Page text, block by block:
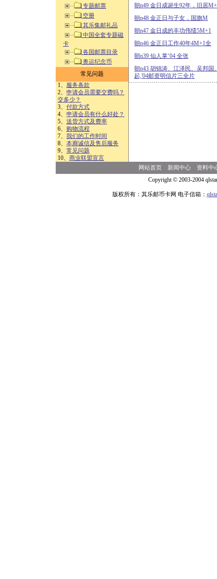
专题邮票
空册
其乐集邮礼品
中国全套专题磁
卡
各国邮票目录
奥运纪念币
常见问题
1、 服务条款
2、 申请会员需要交费吗？
交多少？
3、 付款方式
4、 申请会员有什么好处？
5、 送货方式及费率
6、 购物流程
7、 我们的工作时间
8、 本廊诚信及售后服务
9、 常见问题
10、 商业联盟宣言
朝n49 金日成诞生92年，旧居
朝n48 金正日与子女，国旗M
朝n47 金日成的丰功伟绩5M+1
朝n46 金正日工作40年4M+1全
朝n39 仙人掌‘04 全张
朝n43 胡锦涛、江泽民、吴邦
起,'04邮资明信片三全片
网站首页 新闻中心
资料中
Copyright © 2003-2004
版权所有：其乐邮币卡网 电子信箱：